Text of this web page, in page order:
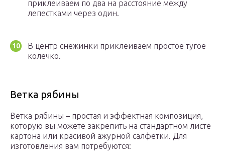
приклеиваем по два на расстояние между
лепестками через один.
В центр снежинки приклеиваем простое тугое
колечко.
Ветка рябины
Ветка рябины – простая и эффектная композиция,
которую вы можете закрепить на стандартном листе
картона или красивой ажурной салфетки. Для
изготовления вам потребуются: